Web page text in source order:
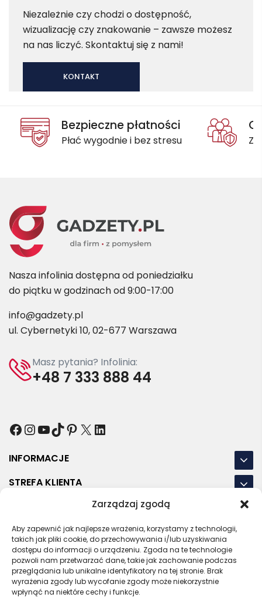
Zarządzaj zgodą
Aby zapewnić jak najlepsze wrażenia, korzystamy z technologii,
takich jak pliki cookie, do przechowywania i/lub uzyskiwania
dostępu do informacji o urządzeniu. Zgoda na te technologie
pozwoli nam przetwarzać dane, takie jak zachowanie podczas
przeglądania lub unikalne identyfikatory na tej stronie. Brak
wyrażenia zgody lub wycofanie zgody może niekorzystnie
wpłynąć na niektóre cechy i funkcje.
Niezależnie czy chodzi o dostępność,
wizualizację czy znakowanie – zawsze możesz
na nas liczyć. Skontaktuj się z nami!
KONTAKT
Bezpieczne płatności
Płać wygodnie i bez stresu
Nasza infolinia dostępna od poniedziałku
do piątku w godzinach od 9:00-17:00
info@gadzety.pl
ul. Cybernetyki 10, 02-677 Warszawa
Masz pytania? Infolinia:
+48 7 333 888 44
Facebook
Instagram
YouTube
TikTok
Pinterest
X LinkedIn
INFORMACJE
STREFA KLIENTA
NASZE LOKALIZACJE
OSTATNIE POSTY
RODOREGULAMINPOLITYKA PRYWATNOŚCI